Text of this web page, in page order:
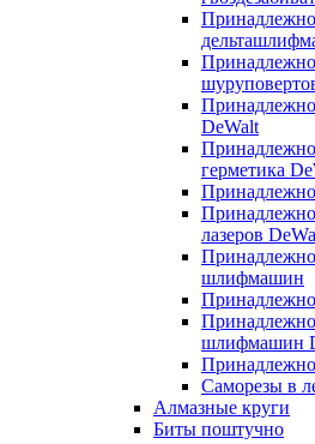
DeWalt
герметика
лазеров
шлифмашин
шлифмашин
Саморезы в
Алмазные круги
Биты поштучно